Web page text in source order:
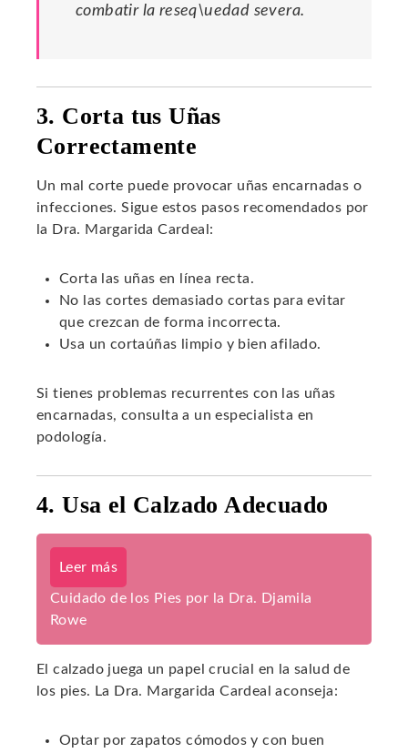
combatir la reseq\uedad severa.
3. Corta tus Uñas
Correctamente
Un mal corte puede provocar uñas encarnadas o
infecciones. Sigue estos pasos recomendados por
la Dra. Margarida Cardeal:
Corta las uñas en línea recta.
No las cortes demasiado cortas para evitar
que crezcan de forma incorrecta.
Usa un cortaúñas limpio y bien afilado.
Si tienes problemas recurrentes con las uñas
encarnadas, consulta a un especialista en
podología.
4. Usa el Calzado Adecuado
Leer más
Cuidado de los Pies por la Dra. Djamila
Rowe
El calzado juega un papel crucial en la salud de
los pies. La Dra. Margarida Cardeal aconseja:
Optar por zapatos cómodos y con buen